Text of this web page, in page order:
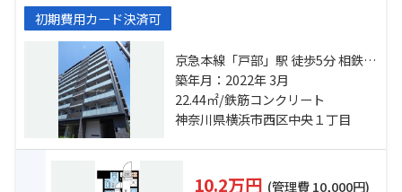
初期費用カード決済可
京急本線「戸部」駅 徒歩5分 相鉄本
線「平沼橋」駅 徒歩7分 湘南新宿ラ
イン宇須「横浜」駅 徒歩18分
築年月：2022年 3月
22.44㎡/鉄筋コンクリート
神奈川県横浜市西区中央１丁目
10.2万円 (管理費 10,000円)